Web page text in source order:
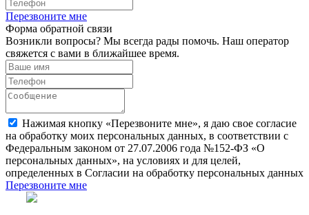
Перезвоните мне
Форма обратной связи
Возникли вопросы? Мы всегда рады помочь. Наш оператор
свяжется с вами в ближайшее время.
Нажимая кнопку «Перезвоните мне», я даю свое согласие
на обработку моих персональных данных, в соответствии с
Федеральным законом от 27.07.2006 года №152-ФЗ «О
персональных данных», на условиях и для целей,
определенных в Согласии на обработку персональных данных
Перезвоните мне